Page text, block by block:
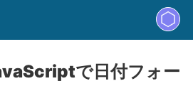
で日付フォー